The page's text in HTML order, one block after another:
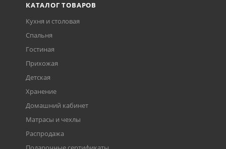
КАТАЛОГ ТОВАРОВ
Кухня и столовая
Спальня
Гостиная
Прихожая
Детская
Хранение
Домашний кабинет
Матрасы и чехлы
Распродажа